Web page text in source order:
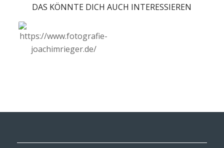
DAS KÖNNTE DICH AUCH INTERESSIEREN